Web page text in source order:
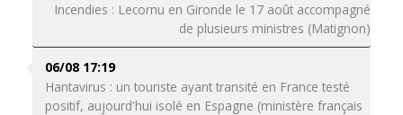
Incendies : Lecornu en Gironde le 17 août accompagné
de plusieurs ministres (Matignon)
06/08 17:19
Hantavirus : un touriste ayant transité en France testé
positif, aujourd'hui isolé en Espagne (ministère français